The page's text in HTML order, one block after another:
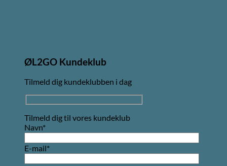
ØL2GO Kundeklub
Tilmeld dig kundeklubben i dag
Tilmeld dig til vores kundeklub
Navn*
E-mail*